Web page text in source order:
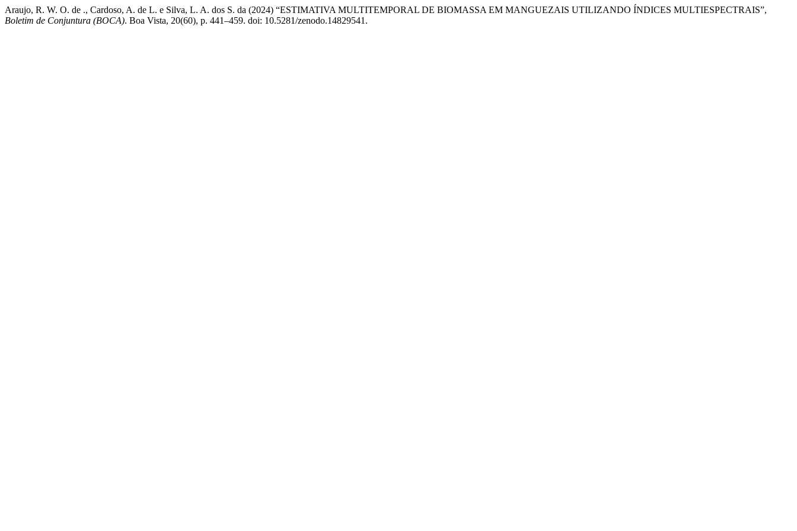
Araujo, R. W. O. de ., Cardoso, A. de L. e Silva, L. A. dos S. da (2024) “ESTIMATIVA MULTITEMPORAL DE BIOMASSA EM MANGUEZAIS UTILIZANDO ÍNDICES MULTIESPECTRAIS”,
Boletim de Conjuntura (BOCA). Boa Vista, 20(60), p. 441–459. doi: 10.5281/zenodo.14829541.